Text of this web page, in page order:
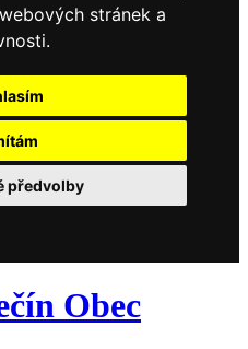
stránek a
předvolby
Obec